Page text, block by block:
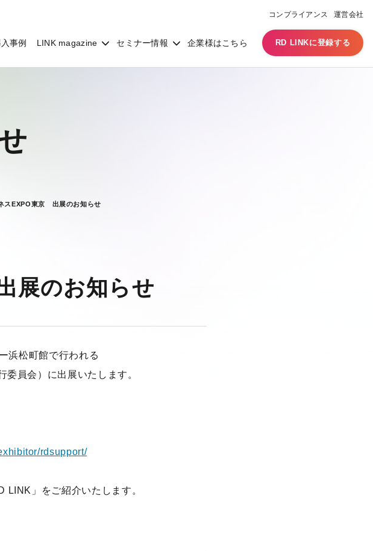
事例 LINK magazine セミナー情報 企業様はこちら RD LINKに登録する
コンプライアンス 運営会社
スEXPO東京 出展のお知らせ
展のお知らせ
浜松町館で行われる
委員会）に出展いたします。
rdsupport/
LINK」をご紹介いたします。